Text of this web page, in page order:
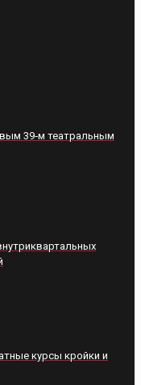
39‑м театральным
курсы кройки и